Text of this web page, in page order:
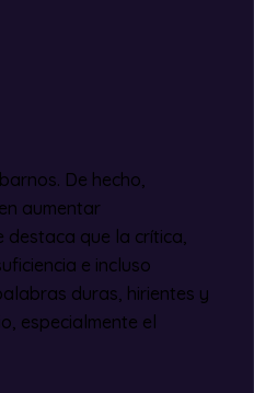
De hecho,
aumentar
destaca que la crítica,
e incluso
duras, hirientes y
especialmente el